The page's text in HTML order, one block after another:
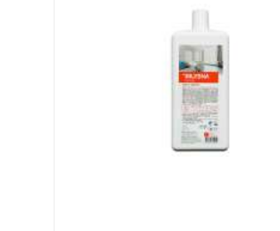
профілю). Властивості: -